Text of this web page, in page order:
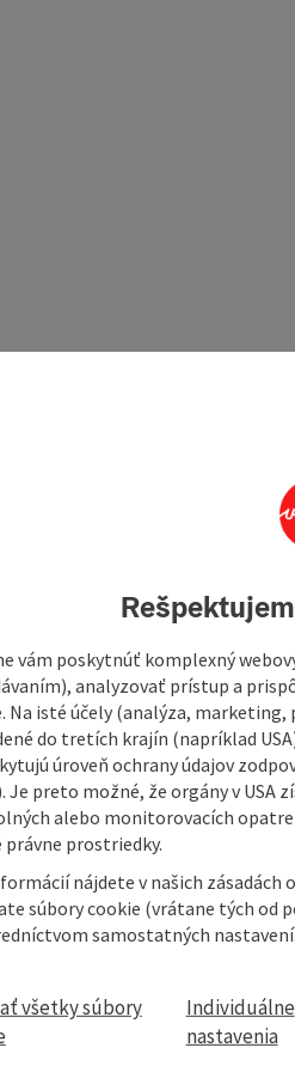
is directly adjacent to the
10/30 euros
(without playing fee): 8 Euro-
vám poskytnúť komplexný
analyzovať prístup a
Na isté účely (analýza,
do tretích krajín (napríklad
úroveň ochrany údajov
Je preto možné, že orgány v USA
alebo monitorovacích
právne prostriedky.
nájdete v našich zásadách
súbory cookie (vrátane tých od
samostatných
všetky súbory
Individuálne
nastavenia